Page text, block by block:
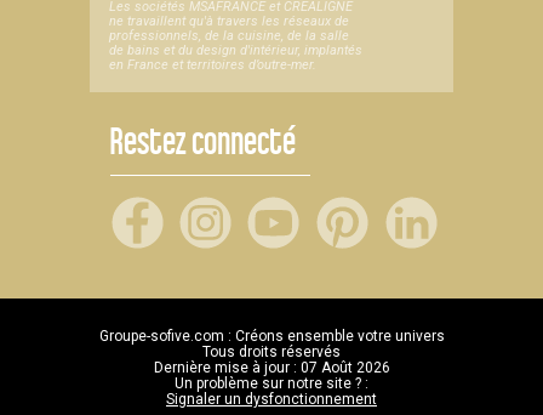
Les sociétés MSAFRANCE et CREALIGNE
ne travaillent qu'à travers les réseaux de
professionnels, de la cuisine, de la salle
de bains et du design d'intérieur, implantés
en France et territoires d’outre-mer.
Restez connecté
Groupe-sofive.com : Créons ensemble votre univers
Tous droits réservés
Dernière mise à jour : 07 Août 2026
Un problème sur notre site ? :
Signaler un dysfonctionnement